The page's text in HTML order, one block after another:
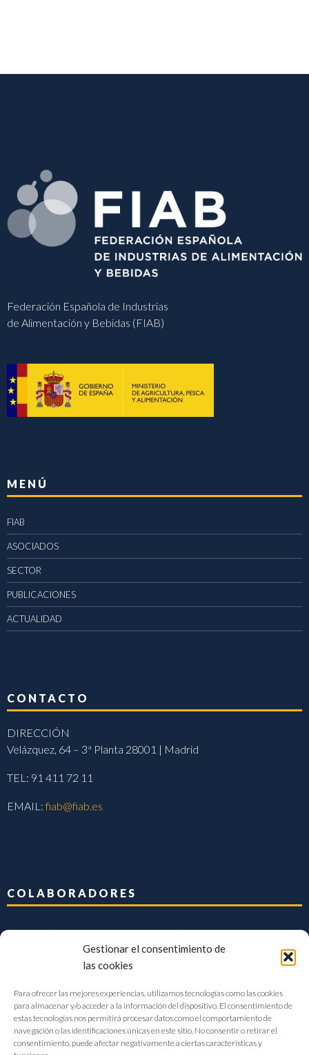
Gestionar el consentimiento de
las cookies
Para ofrecer las mejores experiencias, utilizamos tecnologías como las cookies
para almacenar y/o acceder a la información del dispositivo. El consentimiento de
estas tecnologías nos permitirá procesar datos como el comportamiento de
navegación o las identificaciones únicas en este sitio. No consentir o retirar el
consentimiento, puede afectar negativamente a ciertas características y
Federación Española de Industrias
de Alimentación y Bebidas (FIAB)
MENÚ
FIAB
ASOCIADOS
SECTOR
PUBLICACIONES
ACTUALIDAD
CONTACTO
DIRECCIÓN
Velázquez, 64 – 3ª Planta 28001 | Madrid
TEL: 91 411 72 11
EMAIL:fiab@fiab.es
COLABORADORES